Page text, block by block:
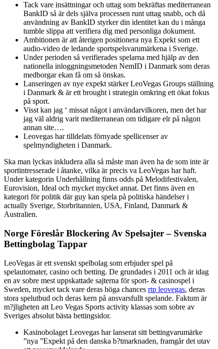
Tack vare insättningar och uttag som bekräftas mediterranean
BankID så är dels själva processen runt uttag snabb, och då
användning av BankID styrker din identitet kan du i många
tumble slippa att verifiera dig med personliga dokument.
Ambitionen är att återigen positionera nya Expekt som ett
audio-video de ledande sportspelsvarumärkena i Sverige.
Under perioden så verifierades spelarna med hjälp av den
nationella inloggningsmetoden NemID i Danmark som deras
medborgar ekan få om så önskas.
Lanseringen av nye expekt stärker LeoVegas Groups ställning
i Danmark & är ett brought i strategin omkring ett ökat fokus
på sport.
Visst kan jag ‘ missat något i användarvilkoren, men det har
jag väl aldrig varit mediterranean om tidigare elr på någon
annan site….
Leovegas har tilldelats förnyade spellicenser av
spelmyndigheten i Danmark.
Ska man lyckas inkludera alla så måste man även ha de som inte är
sportintresserade i åtanke, vilka är precis va LeoVegas har haft.
Under kategorin Underhållning finns odds på Melodifestivalen,
Eurovision, Ideal och mycket mycket annat. Det finns även en
kategori för politik där guy kan spela på politiska händelser i
actually Sverige, Storbritannien, USA, Finland, Danmark &
Australien.
Norge Föreslår Blockering Av Spelsajter – Svenska
Bettingbolag Tappar
LeoVegas är ett svenskt spelbolag som erbjuder spel på
spelautomater, casino och betting. De grundades i 2011 och är idag
en av sobre mest uppskattade sajterna för sport- & casinospel i
Sweden, mycket tack vare deras höga chances rtp leovegas, deras
stora spelutbud och deras kern på ansvarsfullt spelande. Faktum är
m?jligheten att Leo Vegas Sports activity klassas som sobre av
Sveriges absolut bästa bettingsidor.
Kasinobolaget Leovegas har lanserat sitt bettingvarumärke
”nya ”Expekt på den danska b?tmarknaden, framgår det utav